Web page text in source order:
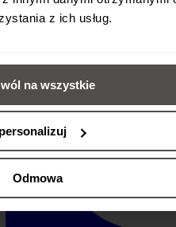
z ich usług.
na wszystkie
Odmowa